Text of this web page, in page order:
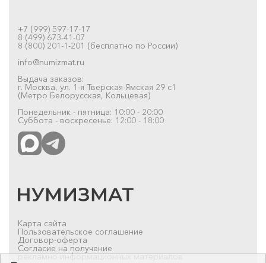
+7 (999) 597-17-17
8 (499) 673-41-07
8 (800) 201-1-201 (бесплатно по России)
info@numizmat.ru
Выдача заказов:
г. Москва, ул. 1-я Тверская-Ямская 29 с1
(Метро Белорусская, Кольцевая)
Понедельник - пятница: 10:00 - 20:00
Суббота - воскресенье: 12:00 - 18:00
Карта сайта
Пользовательское соглашение
Договор-оферта
Согласие на получение
рекламно-информационных материалов